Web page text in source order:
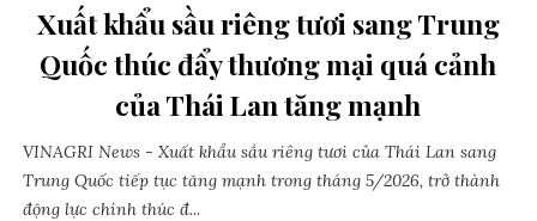
Xuất khẩu sầu riêng tươi sang Trung
Quốc thúc đẩy thương mại quá cảnh
của Thái Lan tăng mạnh
VINAGRI News - Xuất khẩu sầu riêng tươi của Thái Lan sang
Trung Quốc tiếp tục tăng mạnh trong tháng 5/2026, trở thành
động lực chính thúc đ...